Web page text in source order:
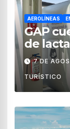
AEROLÍNEAS
GAP
de
de7 DE
TURÍSTICO